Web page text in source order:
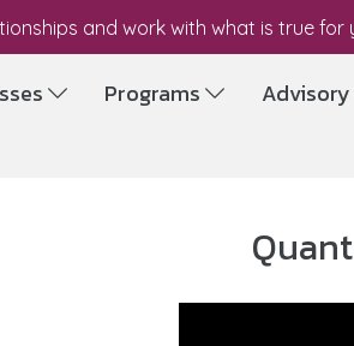
and work with what is true for
Programs Advisory